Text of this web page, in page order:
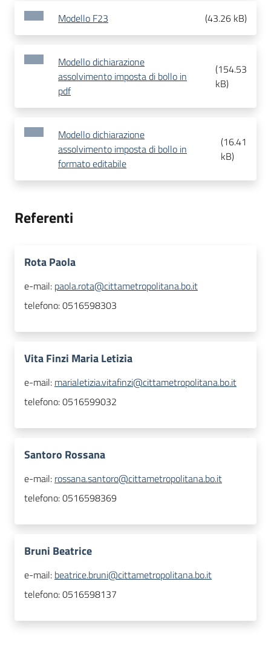
Modello F23 (43.26 kB)
Modello dichiarazione
assolvimento imposta di bollo in
pdf
(154.53
kB)
Modello dichiarazione
assolvimento imposta di bollo in
formato editabile
(16.41
kB)
Referenti
Rota Paola
e-mail: paola.rota@cittametropolitana.bo.it
telefono:0516598303
Vita Finzi Maria Letizia
e-mail: marialetizia.vitafinzi@cittametropolitana.bo.it
telefono:0516599032
Santoro Rossana
e-mail: rossana.santoro@cittametropolitana.bo.it
telefono:0516598369
Bruni Beatrice
e-mail: beatrice.bruni@cittametropolitana.bo.it
telefono:0516598137